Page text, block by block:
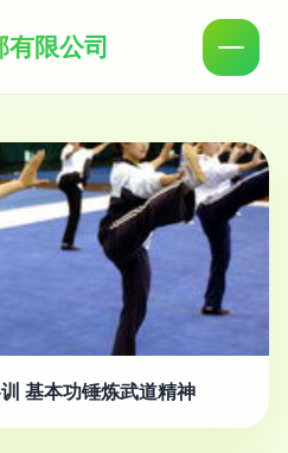
限公司
基本功锤炼武道精神